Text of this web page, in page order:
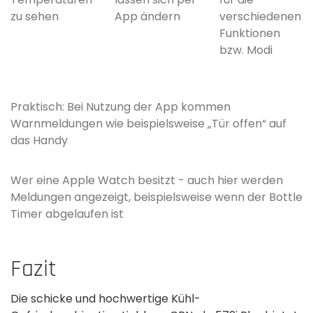
zu sehen
App ändern
verschiedenen
Funktionen
bzw. Modi
Praktisch: Bei Nutzung der App kommen
Warnmeldungen wie beispielsweise „Tür offen“ auf
das Handy
Wer eine Apple Watch besitzt - auch hier werden
Meldungen angezeigt, beispielsweise wenn der Bottle
Timer abgelaufen ist
Fazit
Die schicke und hochwertige Kühl-